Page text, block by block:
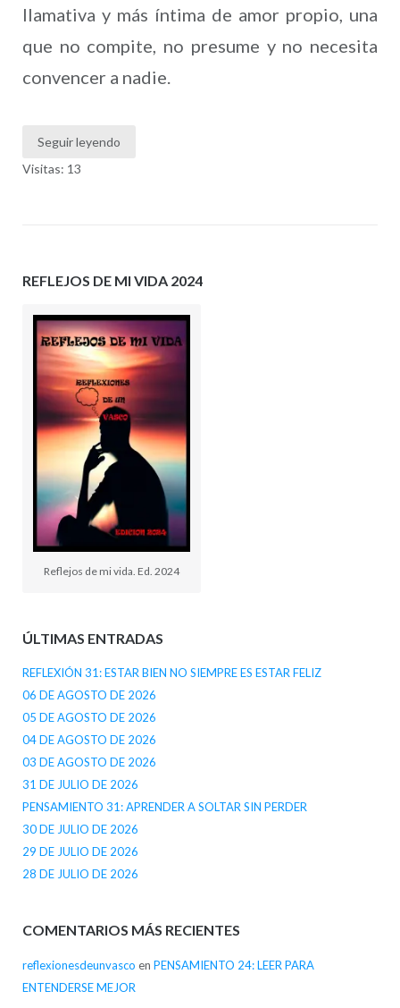
llamativa y más íntima de amor propio, una
que no compite, no presume y no necesita
convencer a nadie.
Seguir leyendo
Visitas: 13
REFLEJOS DE MI VIDA 2024
Reflejos de mi vida. Ed. 2024
ÚLTIMAS ENTRADAS
REFLEXIÓN 31: ESTAR BIEN NO SIEMPRE ES ESTAR FELIZ
06 DE AGOSTO DE 2026
05 DE AGOSTO DE 2026
04 DE AGOSTO DE 2026
03 DE AGOSTO DE 2026
31 DE JULIO DE 2026
PENSAMIENTO 31: APRENDER A SOLTAR SIN PERDER
30 DE JULIO DE 2026
29 DE JULIO DE 2026
28 DE JULIO DE 2026
COMENTARIOS MÁS RECIENTES
reflexionesdeunvasco en PENSAMIENTO 24: LEER PARA
ENTENDERSE MEJOR